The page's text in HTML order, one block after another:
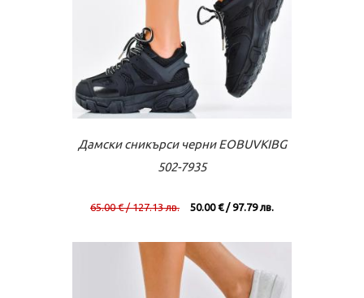
Виж повече
Дамски сникърси черни EOBUVKIBG
502-7935
65.00 € / 127.13 лв. 50.00 € / 97.79 лв.